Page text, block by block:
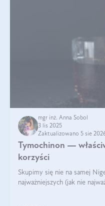
mgr inż. Anna Sobol
3 lis 2025
Zaktualizowano 5 sie
Tymochinon —
korzyści
Skupimy się nie na samej
najważniejszych (jak nie